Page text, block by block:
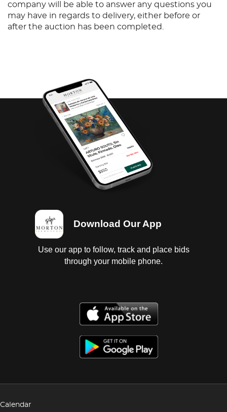
company will be able to answer any questions you
may have in regards to delivery, either before or
after the auction has been completed.
Download Our App
Use our app to follow, track and place bids
through your mobile phone.
Calendar